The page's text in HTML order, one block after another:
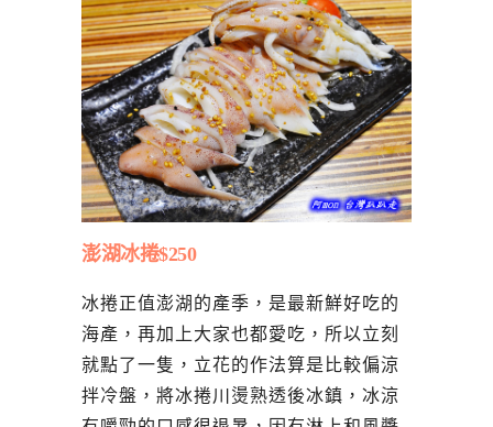
澎湖冰捲$250
冰捲正值澎湖的產季，是最新鮮好吃的
海產，再加上大家也都愛吃，所以立刻
就點了一隻，立花的作法算是比較偏涼
拌冷盤，將冰捲川燙熟透後冰鎮，冰涼